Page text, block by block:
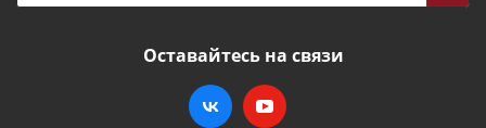
Оставайтесь на связи